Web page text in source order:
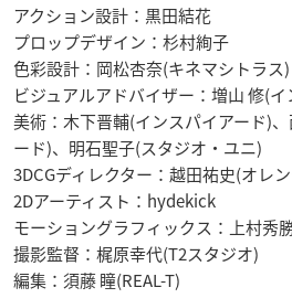
アクション設計：黒田結花
プロップデザイン：杉村絢子
色彩設計：岡松杏奈(キネマシトラス)
ビジュアルアドバイザー：増山 修(
美術：木下晋輔(インスパイアード)
ード)、明石聖子(スタジオ・ユニ)
3DCGディレクター：越田祐史(オレ
2Dアーティスト：hydekick
モーショングラフィックス：上村秀
撮影監督：梶原幸代(T2スタジオ)
編集：須藤 瞳(REAL-T)